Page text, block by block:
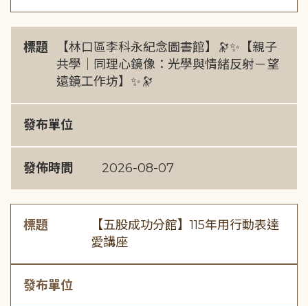
標題
【林口區李科永紀念圖書館】🔭✨【親子
共學｜同理心鏡像：光學與情緒反射－望
遠鏡工作坊】✨🔭
發布單位
發佈時間 2026-08-07
標題
【五股成功分館】115年用行動表達
愛講座
發布單位